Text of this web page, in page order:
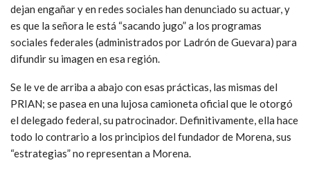
dejan engañar y en redes sociales han denunciado su actuar, y
es que la señora le está “sacando jugo” a los programas
sociales federales (administrados por Ladrón de Guevara) para
difundir su imagen en esa región.
Se le ve de arriba a abajo con esas prácticas, las mismas del
PRIAN; se pasea en una lujosa camioneta oficial que le otorgó
el delegado federal, su patrocinador. Definitivamente, ella hace
todo lo contrario a los principios del fundador de Morena, sus
“estrategias” no representan a Morena.